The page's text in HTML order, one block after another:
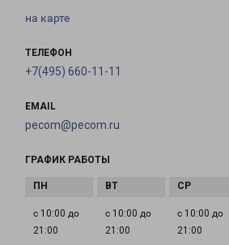
на карте
ТЕЛЕФОН
+7(495) 660-11-11
EMAIL
pecom@pecom.ru
ГРАФИК РАБОТЫ
с 10:00 до
21:00
с 10:00 до
21:00
с 10:00 до
21:00